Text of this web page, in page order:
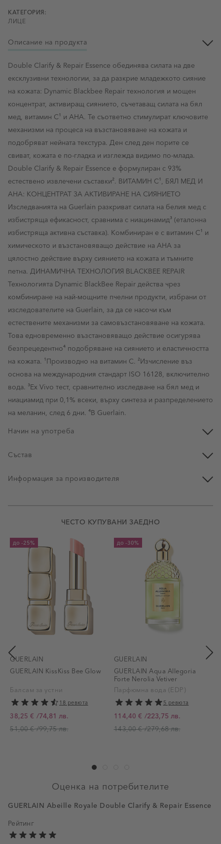
КАТЕГОРИЯ:
ЛИЦЕ
Описание на продукта
Double Clarify & Repair Essence обединява силата на две
ексклузивни технологии, за да разкрие младежкото сияние
на кожата: Dynamic Blackbee Repair технология и мощен
концентрат, активиращ сиянието, съчетаващ силата на бял
мед, витамин C¹ и AHA. Те съответно стимулират ключовите
механизми на процеса на възстановяване на кожата и
подобряват нейната текстура. Ден след ден порите се
свиват, кожата е по-гладка и изглежда видимо по-млада.
Double Clarify & Repair Essence е формулиран с 93%
естествено извлечени съставки². ВИТАМИН C¹, БЯЛ МЕД И
AHA: КОНЦЕНТРАТ ЗА АКТИВИРАНЕ НА СИЯНИЕТО
Изследванията на Guerlain разкриват силата на белия мед с
избистряща ефикасност, сравнима с ниацинамид³ (еталонна
избистряща активна съставка). Комбиниран е с витамин C¹ и
химическото и възстановяващо действие на AHA за
цялостно действие върху сиянието на кожата и тъмните
петна. ДИНАМИЧНА ТЕХНОЛОГИЯ BLACKBEE REPAIR
Технологията Dynamic BlackBee Repair действа чрез
комбиниране на най-мощните пчелни продукти, избрани от
изследователите на Guerlain, за да се насочи към
естествените механизми за самовъзстановяване на кожата.
Това едновременно възстановяващо действие осигурява
безпрецедентно⁴ подобряване на сиянието и еластичността
на кожата. ¹Производно на витамин С. ²Изчисление въз
основа на международния стандарт ISO 16128, включително
вода. ³Ex Vivo тест, сравнително изследване на бял мед и
ниациамид при 0,1% всеки, върху синтеза и разпределението
на меланин, след 6 дни. ⁴В Guerlain.
Начин на употреба
Състав
Информация за производителя
ЧЕСТО КУПУВАНИ ЗАЕДНО
до -25%
GUERLAIN
GUERLAIN KissKiss Bee Glow
Балсам за устни
18 ревюта
От
38,25 € /74,81 лв.
51,00 €/99,75 лв.
до -30%
GUERLAIN
GUERLAIN Aqua Allegoria
Forte Nerolia Vetiver
Парфюмна вода (EDP)
5 ревюта
От
114,40 € /223,75 лв.
143,00 €/279,68 лв.
Оценка на потребителите
GUERLAIN Abeille Royale Double Clarify & Repair Essence
Рейтинг